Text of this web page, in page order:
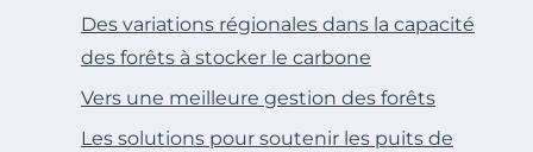
Des variations régionales dans la capacité
des forêts à stocker le carbone
Vers une meilleure gestion des forêts
Les solutions pour soutenir les puits de